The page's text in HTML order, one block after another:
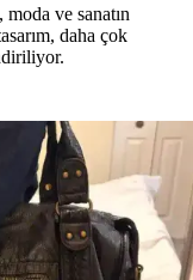
ve sanatın
daha çok